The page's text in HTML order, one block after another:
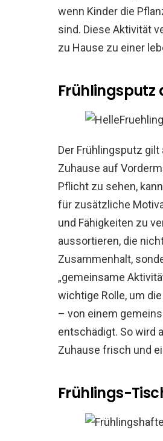
wenn Kinder die
sind. Diese Aktivität
zu Hause zu einer
Frühlingsputz
Der Frühlingsputz
Zuhause auf
Pflicht zu sehen,
für zusätzliche
und Fähigkeiten zu
aussortieren, die
Zusammenhalt,
„gemeinsame
wichtige Rolle, um
– von einem
entschädigt. So wird
Zuhause frisch und
Frühlings-